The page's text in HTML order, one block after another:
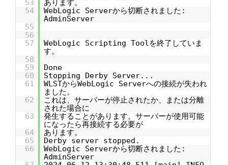
53
あります。
54
WebLogic Serverから切断されました:
AdminServer
55
56
57
WebLogic Scripting Toolを終了していま
す。
58
59
Done
60
Stopping Derby Server...
61
WLSTからWebLogic Serverへの接続が失われ
ました。
62
これは、サーバーが停止されたか、または分離
された場合に
63
発生することがあります。サーバーが使用可能
になったら再接続する必要が
64
あります。
65
Derby server stopped.
66
WebLogic Serverから切断されました:
AdminServer